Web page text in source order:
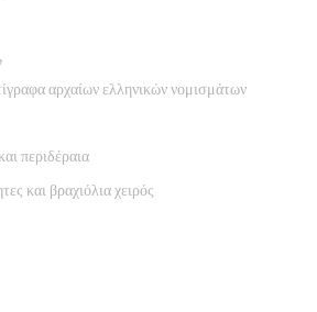
αρχαίων ελληνικών νομισμάτων
περιδέραια
και βραχιόλια χειρός